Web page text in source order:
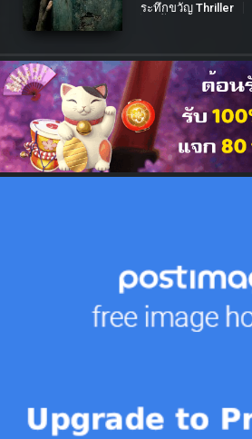
ระทึกขวัญ Thriller